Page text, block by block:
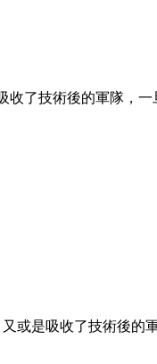
了技術後的軍隊，
或是吸收了技術後的